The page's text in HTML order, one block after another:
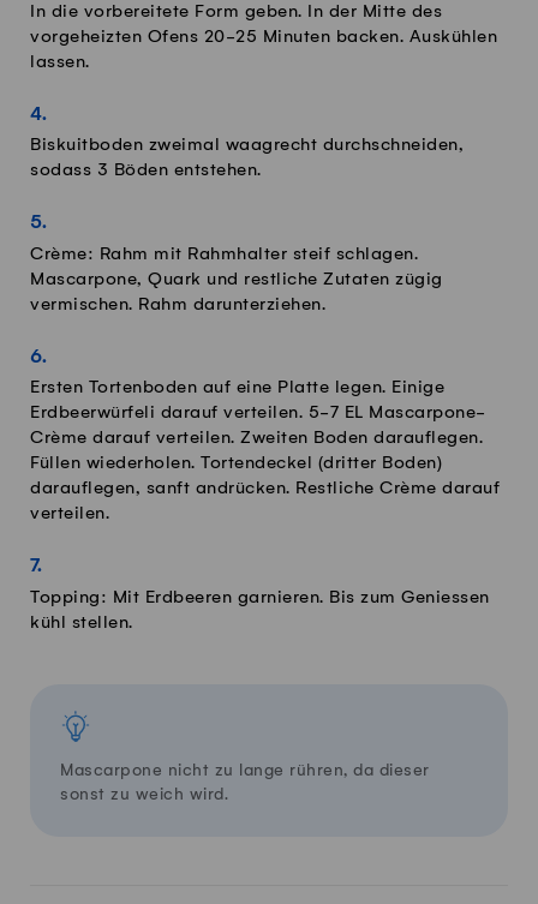
In die vorbereitete Form geben. In der Mitte des
vorgeheizten Ofens 20-25 Minuten backen. Auskühlen
lassen.
Biskuitboden zweimal waagrecht durchschneiden,
sodass 3 Böden entstehen.
Crème: Rahm mit Rahmhalter steif schlagen.
Mascarpone, Quark und restliche Zutaten zügig
vermischen. Rahm darunterziehen.
Ersten Tortenboden auf eine Platte legen. Einige
Erdbeerwürfeli darauf verteilen. 5-7 EL Mascarpone-
Crème darauf verteilen. Zweiten Boden darauflegen.
Füllen wiederholen. Tortendeckel (dritter Boden)
darauflegen, sanft andrücken. Restliche Crème darauf
verteilen.
Topping: Mit Erdbeeren garnieren. Bis zum Geniessen
kühl stellen.
Mascarpone nicht zu lange rühren, da dieser
sonst zu weich wird.